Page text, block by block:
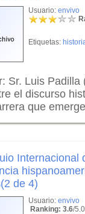
Usuario: envivo
Etiquetas:
Sr. Luis
el discurso
que
Internacional
de 4)
Usuario: envivo
Ranking: 3.6/